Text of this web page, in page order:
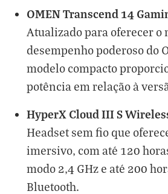
OMEN Transcend 14
Atualizado para oferecer o
desempenho poderoso do
modelo compacto
potência em relação à
HyperX Cloud III S
Headset sem fio que
imersivo, com até 120
modo 2,4 GHz e até 200
Bluetooth.